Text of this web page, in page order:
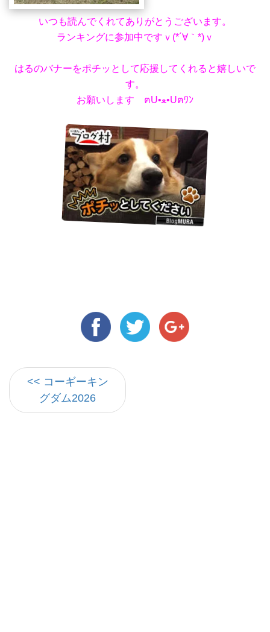
いつも読んでくれてありがとうございます。
ランキングに参加中ですｖ(*´∀｀*)ｖ
はるのバナーをポチッとして応援してくれると嬉しいで
す。
お願いします ฅU•ﻌ•Uฅﾜﾝ
<< コーギーキン
グダム2026